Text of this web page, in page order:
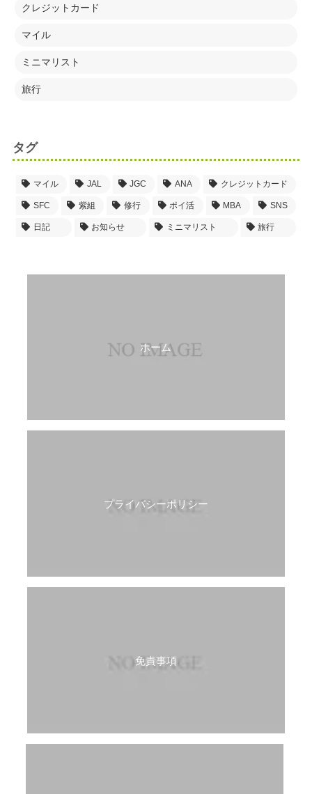
クレジットカード
マイル
ミニマリスト
旅行
タグ
マイル JAL JGC ANA クレジットカード
SFC 紫組 修行 ポイ活 MBA SNS
日記 お知らせ ミニマリスト 旅行
ホーム
プライバシーポリシー
免責事項